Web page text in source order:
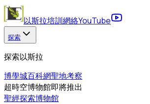
以斯拉培訓網絡YouTube
探索
探索以斯拉
博學城百科網聖地考察
超時空博物館即將推出
聖經探索博物館